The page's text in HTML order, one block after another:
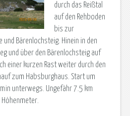
durch das Reißtal
auf den Rehboden
bis zur
Bärenlochsteig. Hinein in den
und über den Bärenlochsteig auf
einer kurzen Rast weiter durch den
zum Habsburghaus. Start um
unterwegs. Ungefähr 7.5 km